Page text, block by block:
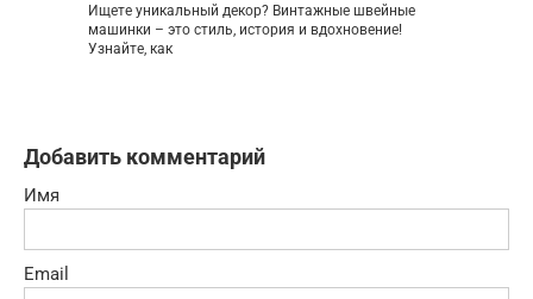
Ищете уникальный декор? Винтажные швейные
машинки – это стиль, история и вдохновение!
Узнайте, как
Добавить комментарий
Имя
Email